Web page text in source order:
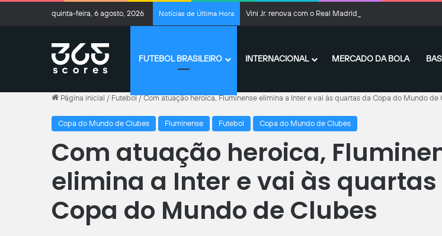
quinta-feira, 6 agosto, 2026 Notícias de Última Hora Vini Jr. renova com o Real Madrid até 2032
FUTEBOL BRASILEIRO INTERNACIONAL MERCADO DA BOLA
Página inicial / Futebol / Com atuação heroica, Fluminense elimina a Inter e vai às quartas da Copa do Mundo de
Copa do Mundo de Clubes Fluminense Futebol Copa do Mundo de Clubes
Com atuação heroica,
elimina a Inter e vai às
Copa do Mundo de Clubes